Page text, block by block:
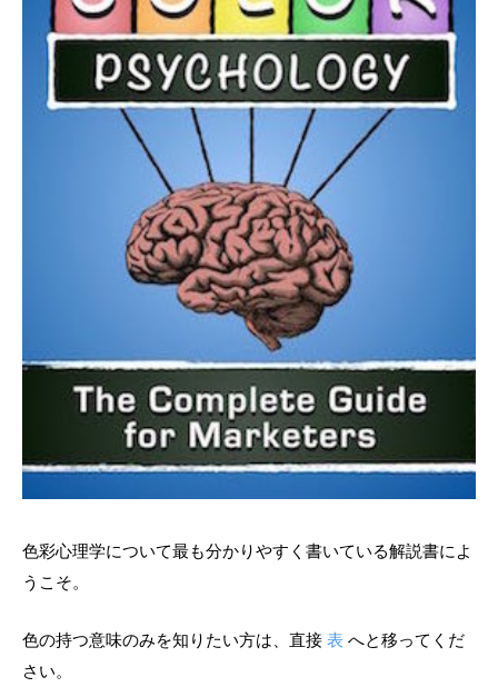
色彩心理学について最も分かりやすく書いている解説書によ
うこそ。
色の持つ意味のみを知りたい方は、直接表へと移ってくだ
さい。